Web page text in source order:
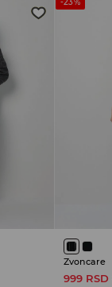
Zvoncare
999 RSD